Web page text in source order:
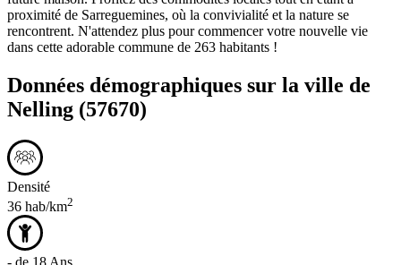
proximité de Sarreguemines, où la convivialité et la nature se
rencontrent. N'attendez plus pour commencer votre nouvelle vie
dans cette adorable commune de 263 habitants !
Données démographiques sur la ville de
Nelling (57670)
Densité
36 hab/km2
- de 18 Ans